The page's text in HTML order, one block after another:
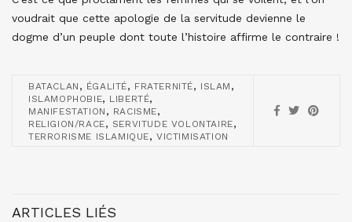
voudrait que cette apologie de la servitude devienne le
dogme d’un peuple dont toute l’histoire affirme le contraire !
BATACLAN , ÉGALITÉ, FRATERNITÉ, ISLAM ,
ISLAMOPHOBIE, LIBERTÉ,
MANIFESTATION , RACISME,
RELIGION/RACE, SERVITUDE VOLONTAIRE,
TERRORISME ISLAMIQUE, VICTIMISATION
ARTICLES LIÉS